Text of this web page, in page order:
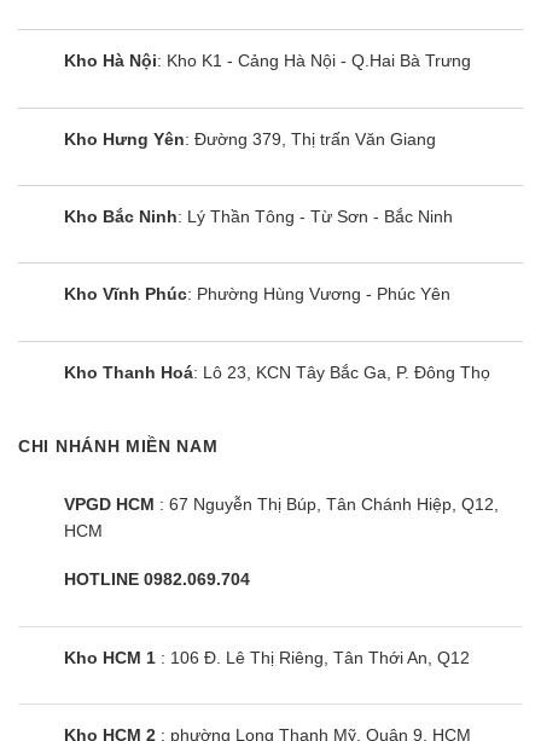
Kho Hà Nội: Kho K1 - Cảng Hà Nội - Q.Hai Bà Trưng
Kho Hưng Yên: Đường 379, Thị trấn Văn Giang
Kho Bắc Ninh: Lý Thần Tông - Từ Sơn - Bắc Ninh
Kho Vĩnh Phúc: Phường Hùng Vương - Phúc Yên
Kho Thanh Hoá: Lô 23, KCN Tây Bắc Ga, P. Đông Thọ
CHI NHÁNH MIỀN NAM
VPGD HCM : 67 Nguyễn Thị Búp, Tân Chánh Hiệp, Q12,
HCM
HOTLINE 0982.069.704
Kho HCM 1 : 106 Đ. Lê Thị Riêng, Tân Thới An, Q12
Kho HCM 2 : phường Long Thạnh Mỹ, Quận 9, HCM